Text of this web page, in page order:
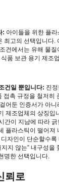
: 아이들을 위한 플
최고의 선택입니다.
건에서는 유해 물질
품 보관 용기 제조
건일 뿐입니다: 진
접촉 규정을 철저히
어둔 인증서가 아
제조업체의 상징입
간이 지남에 따라 긁
플라스틱이 떨어져
자인이 단순할수록
지 않는” 내구성을
명한 선택입니다.
뢰로